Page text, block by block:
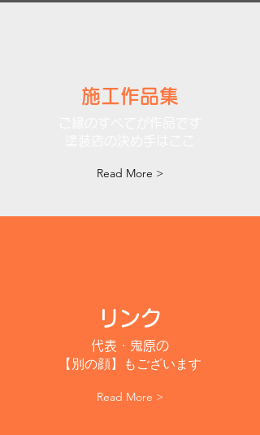
施工作品集
Read More >
リンク
代表・鬼原の
【別の顔】もございます
Read More >